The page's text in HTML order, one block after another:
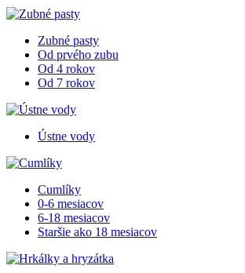
Zubné pasty
Od prvého zubu
Od 4 rokov
Od 7 rokov
Ústne vody
Cumlíky
0-6 mesiacov
6-18 mesiacov
Staršie ako 18 mesiacov